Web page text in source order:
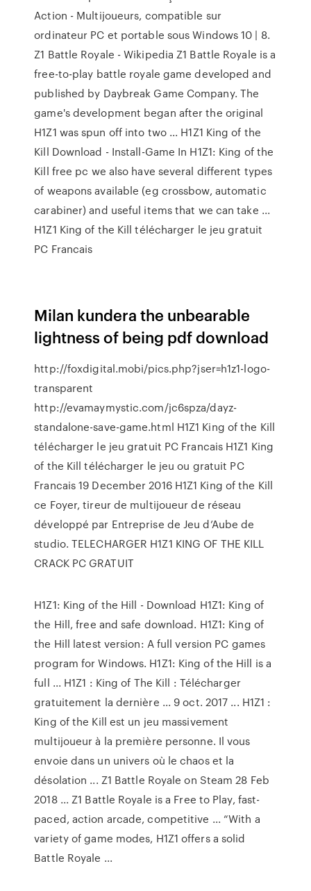
Action - Multijoueurs, compatible sur
ordinateur PC et portable sous Windows 10 | 8.
Z1 Battle Royale - Wikipedia Z1 Battle Royale is a
free-to-play battle royale game developed and
published by Daybreak Game Company. The
game's development began after the original
H1Z1 was spun off into two ... H1Z1 King of the
Kill Download - Install-Game In H1Z1: King of the
Kill free pc we also have several different types
of weapons available (eg crossbow, automatic
carabiner) and useful items that we can take ...
H1Z1 King of the Kill télécharger le jeu gratuit
PC Francais
Milan kundera the unbearable
lightness of being pdf download
http://foxdigital.mobi/pics.php?jser=h1z1-logo-
transparent
http://evamaymystic.com/jc6spza/dayz-
standalone-save-game.html H1Z1 King of the Kill
télécharger le jeu gratuit PC Francais H1Z1 King
of the Kill télécharger le jeu ou gratuit PC
Francais 19 December 2016 H1Z1 King of the Kill
ce Foyer, tireur de multijoueur de réseau
développé par Entreprise de Jeu d’Aube de
studio. TELECHARGER H1Z1 KING OF THE KILL
CRACK PC GRATUIT
H1Z1: King of the Hill - Download H1Z1: King of
the Hill, free and safe download. H1Z1: King of
the Hill latest version: A full version PC games
program for Windows. H1Z1: King of the Hill is a
full ... H1Z1 : King of The Kill : Télécharger
gratuitement la dernière ... 9 oct. 2017 ... H1Z1 :
King of the Kill est un jeu massivement
multijoueur à la première personne. Il vous
envoie dans un univers où le chaos et la
désolation ... Z1 Battle Royale on Steam 28 Feb
2018 ... Z1 Battle Royale is a Free to Play, fast-
paced, action arcade, competitive ... “With a
variety of game modes, H1Z1 offers a solid
Battle Royale ...